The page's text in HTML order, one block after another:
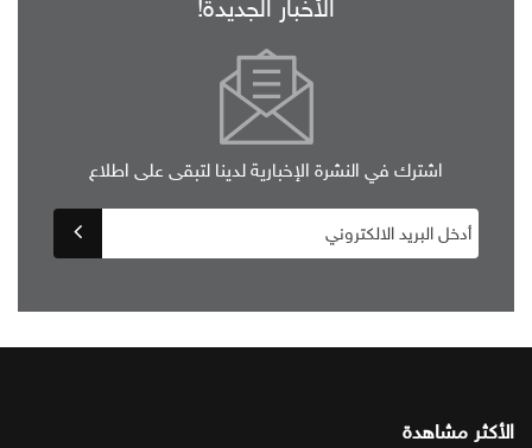
الأخبار الجديدة!
اشترك في النشرة الإخبارية لدينا لتبقى على اطلاع
الأكثر مشاهدة